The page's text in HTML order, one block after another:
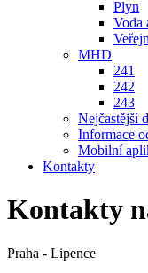
Plyn
Voda
MHD
241
242
243
Nejčastější
Informace
Mobilní
Kontakty
Kontakty
Praha - Lipence